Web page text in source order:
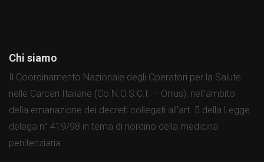
Chi siamo
Il Coordinamento Nazionale degli Operatori per la Salute
nelle Carceri Italiane (Co.N.O.S.C.I. – Onlus), nell’ambito
della emanazione dei decreti collegati all’art. 5 della Legge
delega n° 419/98 in tema di riordino della medicina
penitenziaria